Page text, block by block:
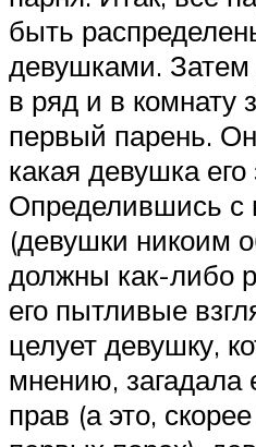
быть
девушками. Затем
в ряд и в комнату
первый парень.
какая девушка его
Определившись с
(девушки никоим
должны как-либо
его пытливые
целует девушку,
мнению, загадала
прав (а это,